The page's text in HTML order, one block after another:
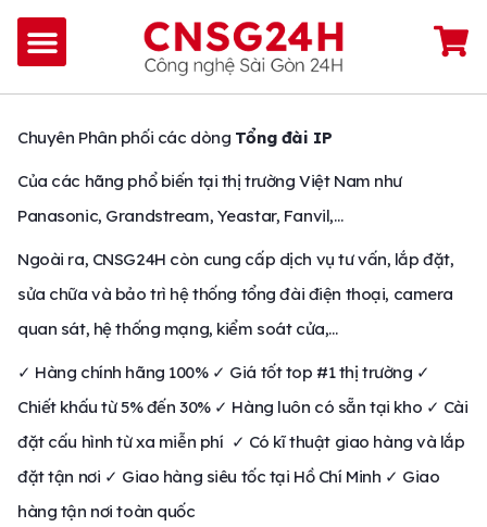
Chuyên Phân phối các dòng Tổng đài IP
Của các hãng phổ biến tại thị trường Việt Nam như
Panasonic, Grandstream, Yeastar, Fanvil,…
Ngoài ra, CNSG24H còn cung cấp dịch vụ tư vấn, lắp đặt,
sửa chữa và bảo trì hệ thống tổng đài điện thoại, camera
quan sát, hệ thống mạng, kiểm soát cửa,…
✓ Hàng chính hãng 100% ✓ Giá tốt top #1 thị trường ✓
Chiết khấu từ 5% đến 30% ✓ Hàng luôn có sẵn tại kho ✓ Cài
đặt cấu hình từ xa miễn phí ✓ Có kĩ thuật giao hàng và lắp
đặt tận nơi ✓ Giao hàng siêu tốc tại Hồ Chí Minh ✓ Giao
hàng tận nơi toàn quốc